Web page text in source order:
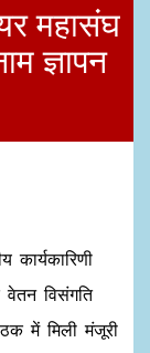
महासंघ
ज्ञापन
वेतन विसंगति
में मिली मंजूरी